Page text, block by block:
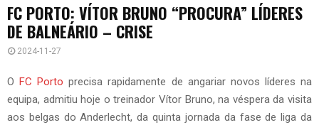
FC PORTO: VÍTOR BRUNO “PROCURA” LÍDERES
DE BALNEÁRIO – CRISE
2024-11-27
OFC Porto precisa rapidamente de angariar novos líderes na
equipa, admitiu hoje o treinador Vítor Bruno, na véspera da visita
aos belgas do Anderlecht, da quinta jornada da fase de liga da